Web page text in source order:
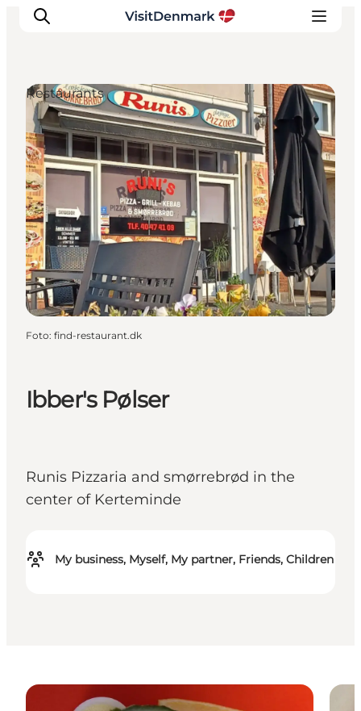
Inspiration
Resmål
Aktiviteter
Övernatta
Planera resan
Ibber's Pølser
Runis Pizzaria and smørrebrød in the
center of Kerteminde
My business, Myself, My partner, Friends, Children
Restaurants
Foto: find-restaurant.dk